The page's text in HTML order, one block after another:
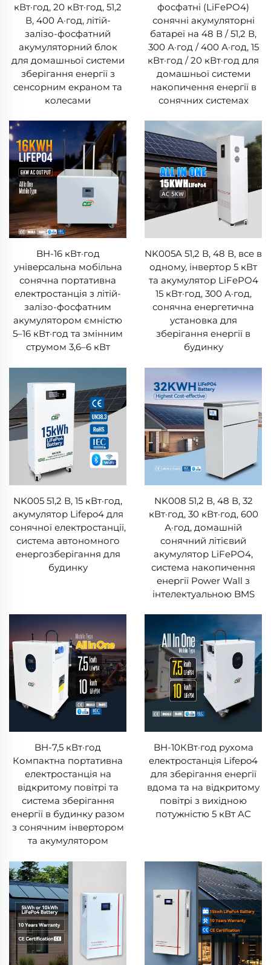
кВт·год, 20 кВт·год, 51,2
В, 400 А·год, літій-
залізо-фосфатний
акумуляторний блок
для домашньої системи
зберігання енергії з
сенсорним екраном та
колесами
фосфатні (LiFePO4)
сонячні акумуляторні
батареї на 48 В / 51,2 В,
300 А·год / 400 А·год, 15
кВт·год / 20 кВт·год для
домашньої системи
накопичення енергії в
сонячних системах
BH-16 кВт·год
універсальна мобільна
сонячна портативна
електростанція з літій-
залізо-фосфатним
акумулятором ємністю
5–16 кВт·год та змінним
струмом 3,6–6 кВт
NK005A 51,2 В, 48 В, все в
одному, інвертор 5 кВт
та акумулятор LiFePO4
15 кВт·год, 300 А·год,
сонячна енергетична
установка для
зберігання енергії в
будинку
NK005 51,2 В, 15 кВт·год,
акумулятор Lifepo4 для
сонячної електростанції,
система автономного
енергозберігання для
будинку
NK008 51,2 В, 48 В, 32
кВт·год, 30 кВт·год, 600
А·год, домашній
сонячний літієвий
акумулятор LiFePO4,
система накопичення
енергії Power Wall з
інтелектуальною BMS
BH-7,5 кВт·год
Компактна портативна
електростанція на
відкритому повітрі та
система зберігання
енергії в будинку разом
з сонячним інвертором
та акумулятором
BH-10КВт·год рухома
електростанція Lifepo4
для зберігання енергії
вдома та на відкритому
повітрі з вихідною
потужністю 5 кВт AC